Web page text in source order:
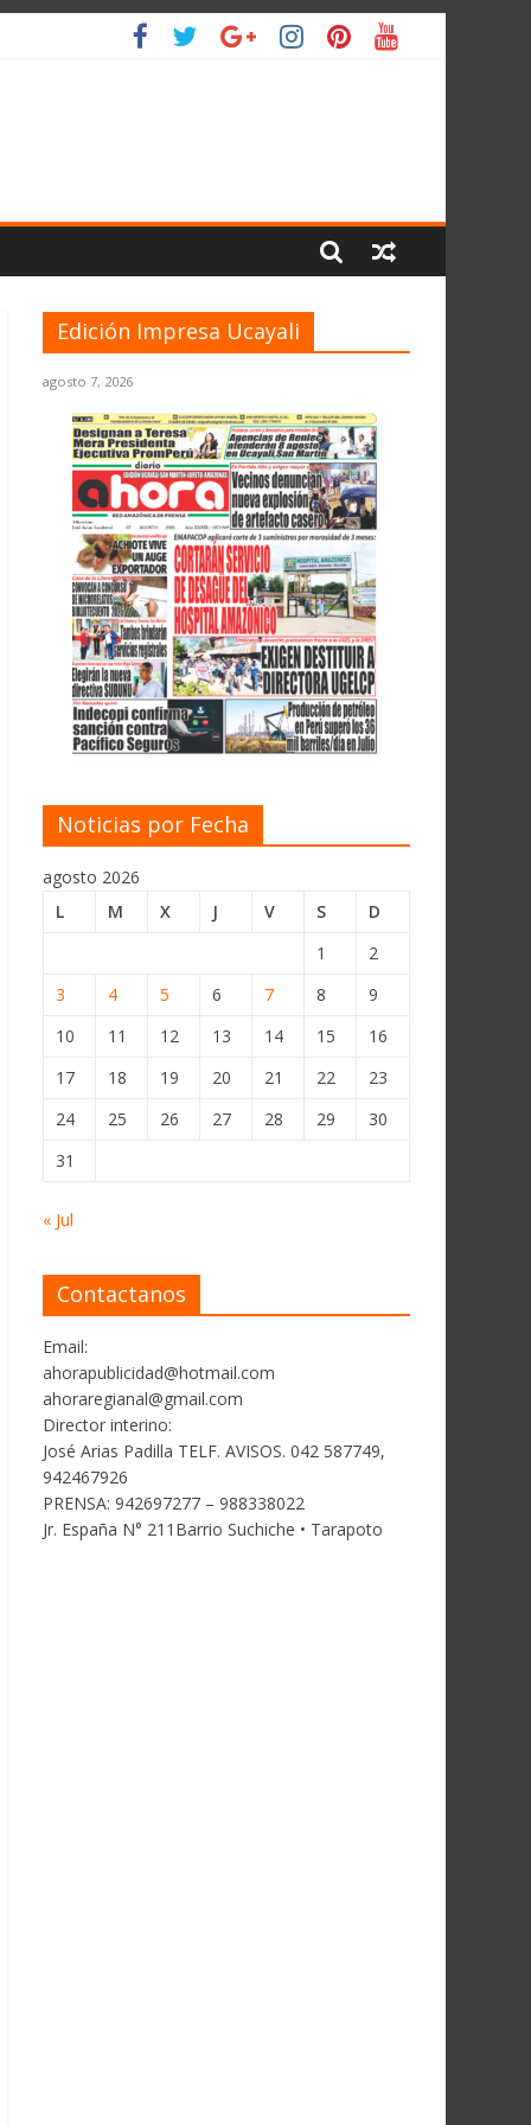
Edición Impresa Ucayali
agosto 7, 2026
Noticias por Fecha
agosto 2026
L
M X J V S
D
1
2
3
4 5 6 7 8
9
10
11 12 13 14 15
16
17
18 19 20 21 22
23
24
25 26 27 28 29
30
31
« Jul
Contactanos
Email:
ahorapublicidad@hotmail.com
ahoraregianal@gmail.com
Director interino:
José Arias Padilla TELF. AVISOS. 042 587749,
942467926
PRENSA: 942697277 – 988338022
Jr. España N° 211Barrio Suchiche • Tarapoto